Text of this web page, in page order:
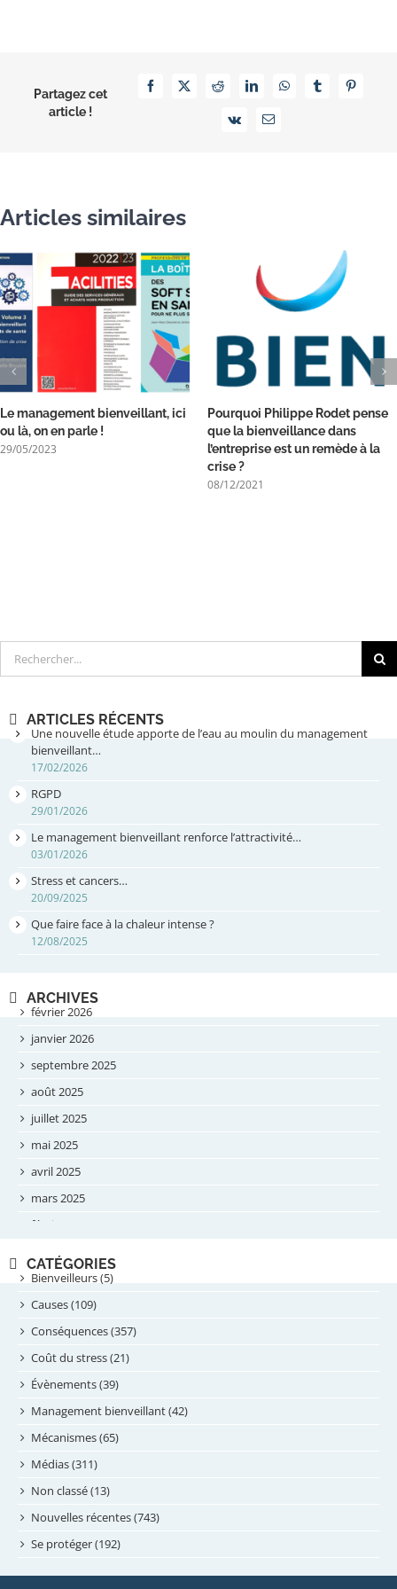
Partagez cet
article !
Facebook
X RedditLinkedInWhatsAppTumblrPinterest
Vk Email
Articles similaires
Le management bienveillant, ici
ou là, on en parle !
29/05/2023
Pourquoi Philippe Rodet pense
que la bienveillance dans
l’entreprise est un remède à la
crise ?
08/12/2021
Rechercher
ARTICLES RÉCENTS
Une nouvelle étude apporte de l’eau au moulin du management
bienveillant…
17/02/2026
RGPD
29/01/2026
Le management bienveillant renforce l’attractivité…
03/01/2026
Stress et cancers…
20/09/2025
Que faire face à la chaleur intense ?
12/08/2025
ARCHIVES
février 2026
janvier 2026
septembre 2025
août 2025
juillet 2025
mai 2025
avril 2025
mars 2025
février 2025
septembre 2024
août 2024
juillet 2024
juin 2024
mai 2024
avril 2024
février 2024
janvier 2024
novembre 2023
octobre 2023
septembre 2023
CATÉGORIES
Bienveilleurs (5)
Causes (109)
Conséquences (357)
Coût du stress (21)
Évènements (39)
Management bienveillant (42)
Mécanismes (65)
Médias (311)
Non classé (13)
Nouvelles récentes (743)
Se protéger (192)